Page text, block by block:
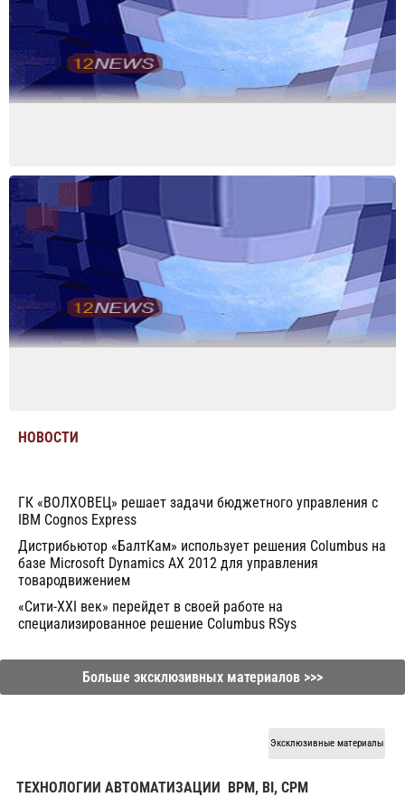
НОВОСТИ
ГК «ВОЛХОВЕЦ» решает задачи бюджетного управления с
IBM Cognos Express
Дистрибьютор «БалтКам» использует решения Columbus на
базе Microsoft Dynamics AX 2012 для управления
товародвижением
«Cити-XXI век» перейдет в своей работе на
специализированное решение Columbus RSys
Больше эксклюзивных материалов >>>
Эксклюзивные материалы
ТЕХНОЛОГИИ АВТОМАТИЗАЦИИ BPM, BI, CPM